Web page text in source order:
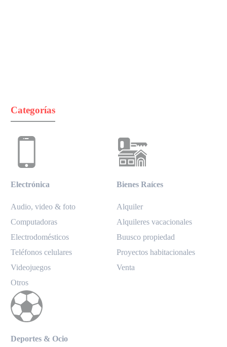
Categorías
Electrónica
Audio, video & foto
Computadoras
Electrodomésticos
Teléfonos celulares
Videojuegos
Otros
Bienes Raíces
Alquiler
Alquileres vacacionales
Buusco propiedad
Proyectos habitacionales
Venta
Deportes & Ocio